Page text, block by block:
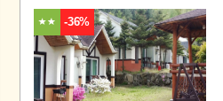
-36%